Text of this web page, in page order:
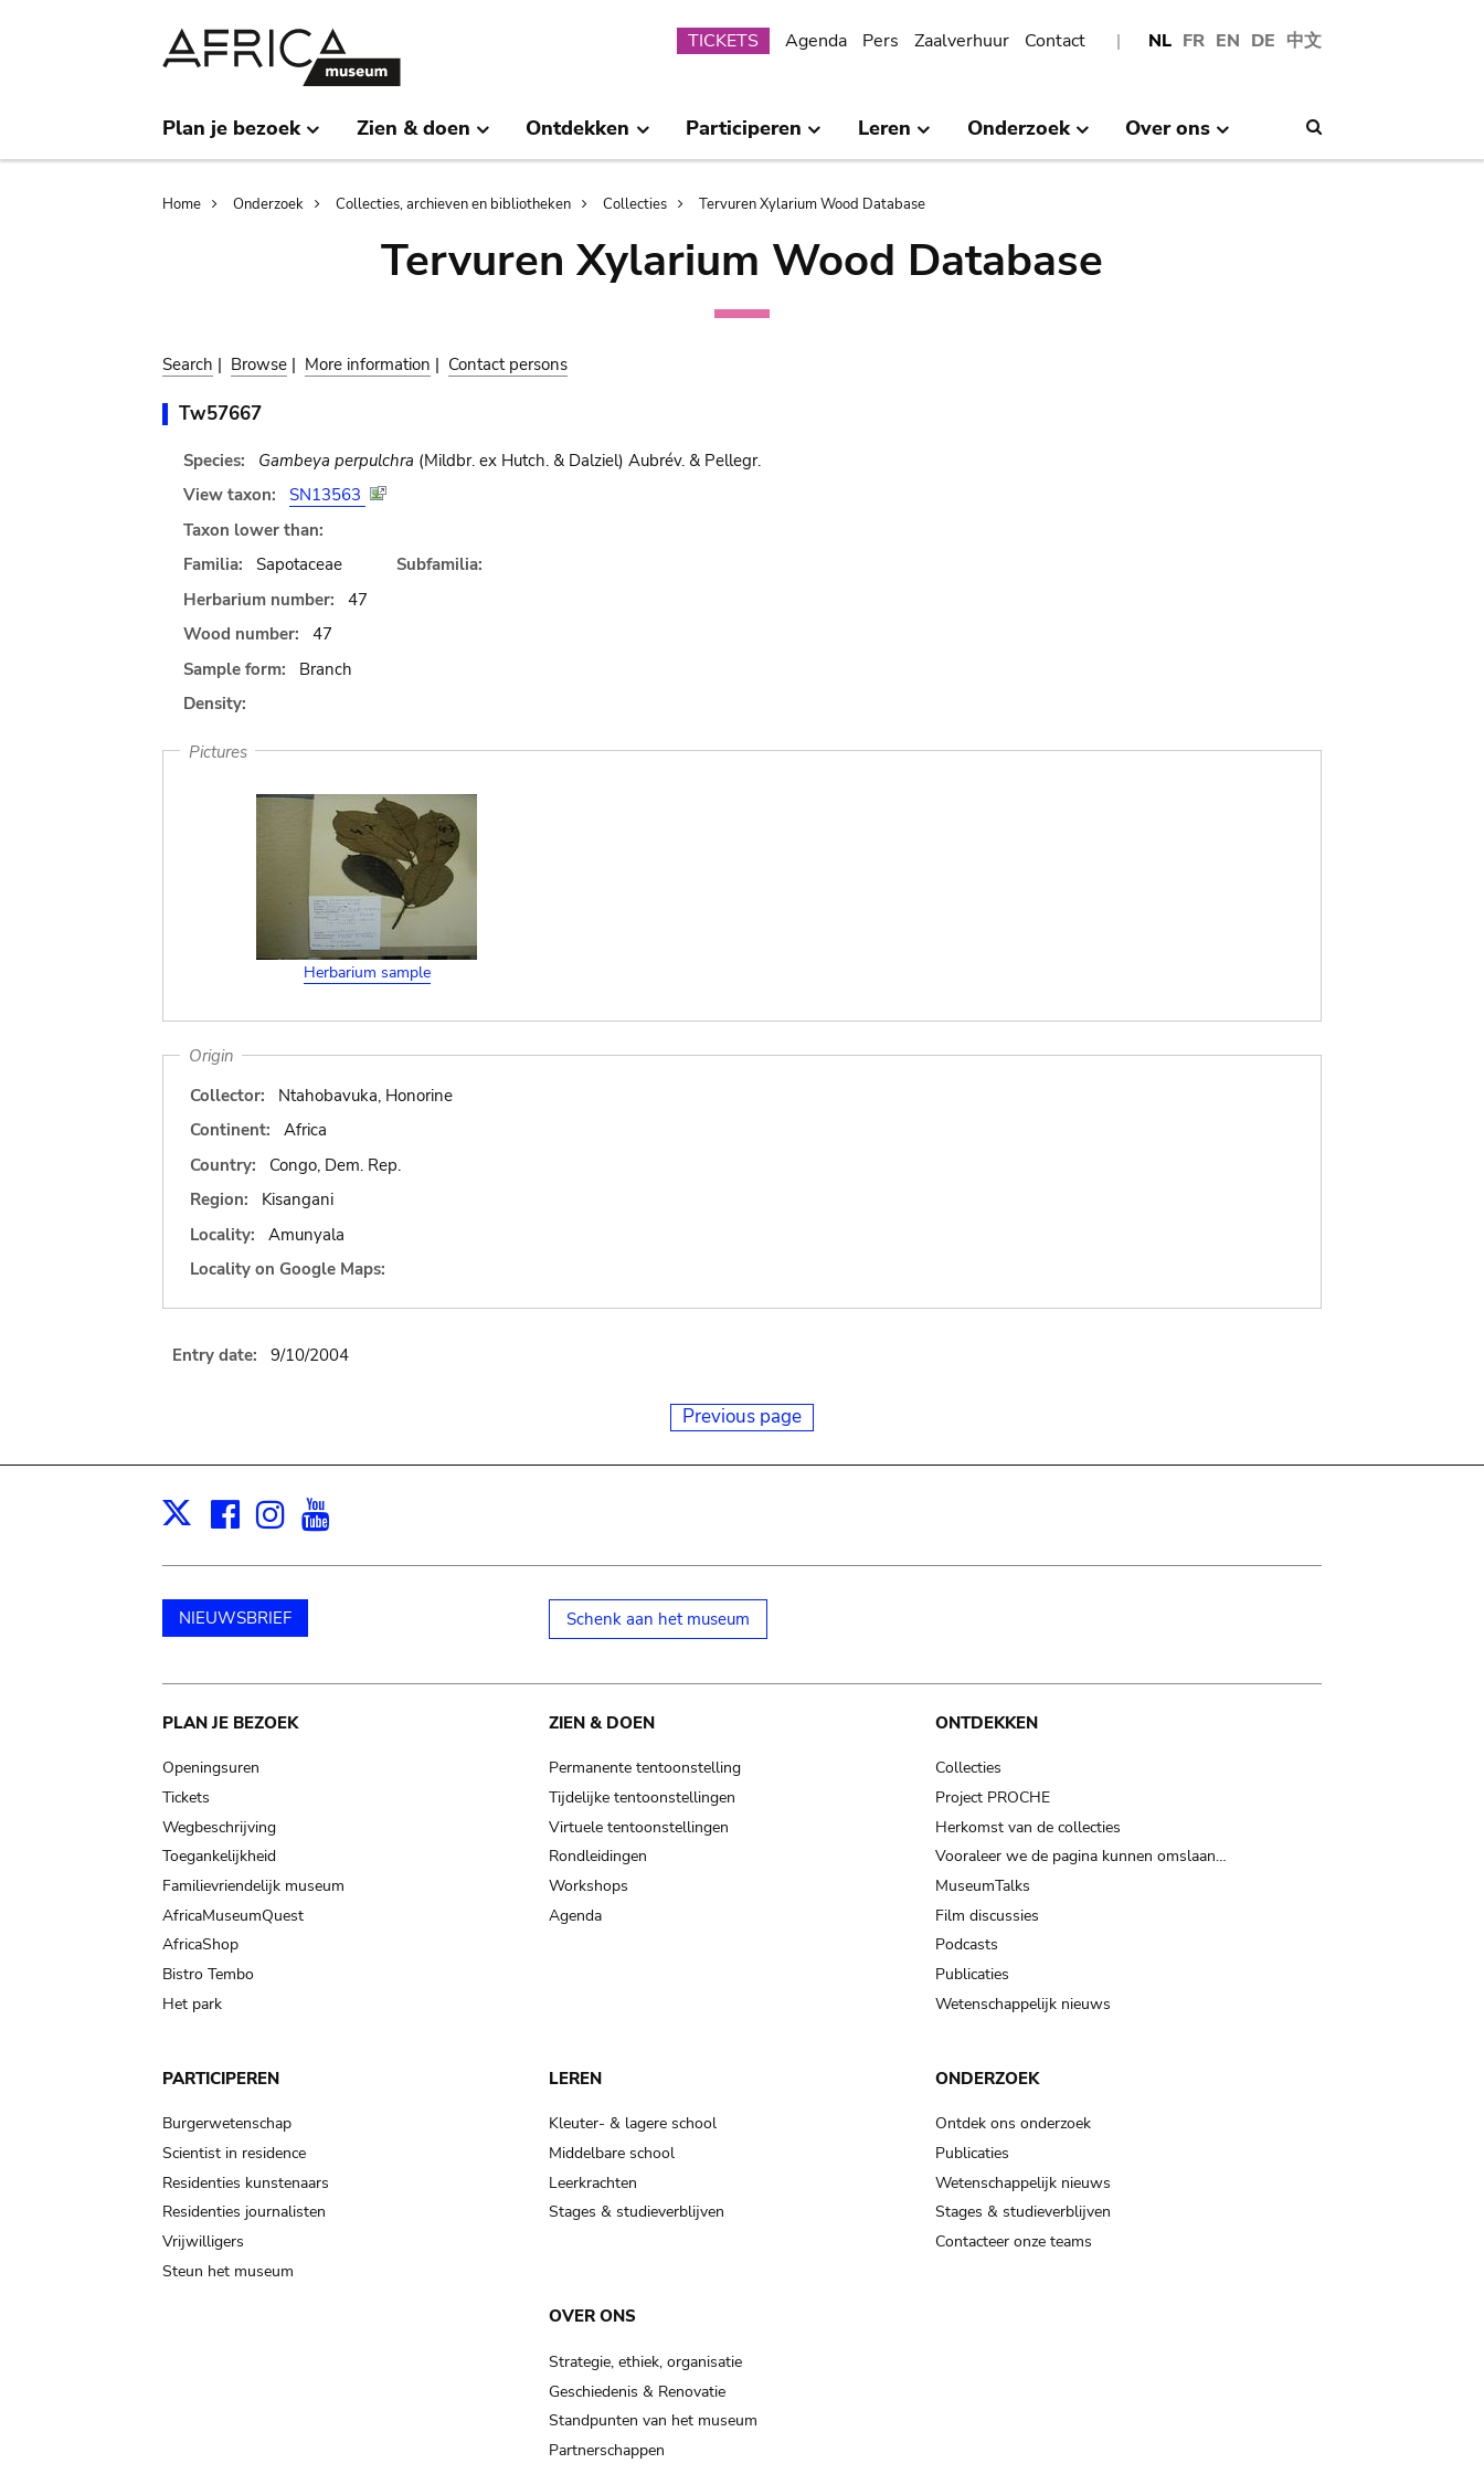
NL FR EN DE 中文
Submenu
TICKETS Agenda Pers Zaalverhuur Contact
Plan je bezoek Zien & doen Ontdekken Participeren Leren Onderzoek Over ons
Breadcrumb
Home Onderzoek Collecties, archieven en bibliotheken Collecties Tervuren Xylarium Wood Database
Tervuren Xylarium Wood Database
Search | Browse | More information | Contact persons
Tw57667
Species: Gambeya perpulchra (Mildbr. ex Hutch. & Dalziel) Aubrév. & Pellegr.
View taxon:
SN13563
Taxon lower than:
Familia:
Sapotaceae
Subfamilia:
Herbarium number:
47
Wood number:
47
Sample form:
Branch
Density:
Pictures
Herbarium sample
Origin
Collector:
Ntahobavuka, Honorine
Continent:
Africa
Country:
Congo, Dem. Rep.
Region:
Kisangani
Locality:
Amunyala
Locality on Google Maps:
Entry date: 9/10/2004
Previous page
X Facebook
Instagram
NIEUWSBRIEF Schenk aan het museum
Main
navigation
PLAN JE BEZOEK
Openingsuren
Tickets
Wegbeschrijving
Toegankelijkheid
Familievriendelijk museum
AfricaMuseumQuest
AfricaShop
Bistro Tembo
Het park
ZIEN & DOEN
Permanente tentoonstelling
Tijdelijke tentoonstellingen
Virtuele tentoonstellingen
Rondleidingen
Workshops
Agenda
ONTDEKKEN
Collecties
Project PROCHE
Herkomst van de collecties
Vooraleer we de pagina kunnen omslaan…
MuseumTalks
Film discussies
Podcasts
Publicaties
Wetenschappelijk nieuws
PARTICIPEREN
Burgerwetenschap
Scientist in residence
Residenties kunstenaars
Residenties journalisten
Vrijwilligers
Steun het museum
LEREN
Kleuter- & lagere school
Middelbare school
Leerkrachten
Stages & studieverblijven
ONDERZOEK
Ontdek ons onderzoek
Publicaties
Wetenschappelijk nieuws
Stages & studieverblijven
Contacteer onze teams
OVER ONS
Strategie, ethiek, organisatie
Geschiedenis & Renovatie
Standpunten van het museum
Partnerschappen